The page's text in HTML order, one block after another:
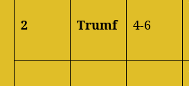
2 Trumf 4-6